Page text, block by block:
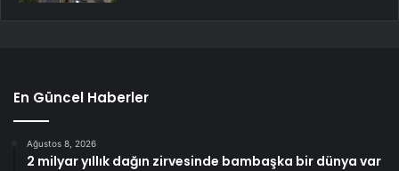
En Güncel Haberler
Ağustos 8, 2026
2 milyar yıllık dağın zirvesinde bambaşka bir dünya var